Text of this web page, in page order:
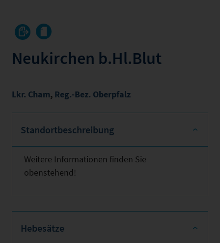
Neukirchen b.Hl.Blut
Lkr. Cham, Reg.-Bez. Oberpfalz
Standortbeschreibung
Weitere Informationen finden Sie
obenstehend!
Hebesätze